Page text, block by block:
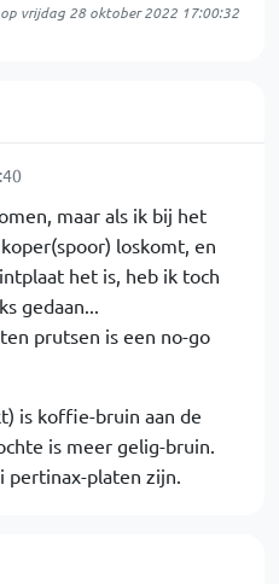
vrijdag 28 oktober 2022 17:00:32
maar als ik bij het
loskomt, en
het is, heb ik toch
gedaan...
prutsen is een no-go
is koffie-bruin aan de
is meer gelig-bruin.
pertinax-platen zijn.